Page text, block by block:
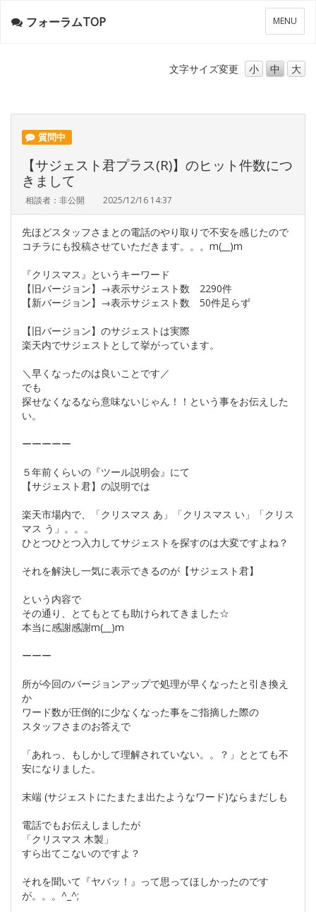
メ
ニ
ー
MENU
フォーラムTOP
文字サイズ変更 小 中 大
質問中
【サジェスト君プラス(R)】のヒット件数につ
きまして
相談者：非公開 2025/12/16 14:37
先ほどスタッフさまとの電話のやり取りで不安を感じたので
コチラにも投稿させていただきます。。。m(__)m
『クリスマス』というキーワード
【旧バージョン】→表示サジェスト数 2290件
【新バージョン】→表示サジェスト数 50件足らず
【旧バージョン】のサジェストは実際
楽天内でサジェストとして挙がっています。
＼早くなったのは良いことです／
でも
探せなくなるなら意味ないじゃん！！という事をお伝えした
い。
ーーーーー
５年前くらいの『ツール説明会』にて
【サジェスト君】の説明では
楽天市場内で、「クリスマス あ」「クリスマス い」「クリス
マス う」。。。
ひとつひとつ入力してサジェストを探すのは大変ですよね？
それを解決し一気に表示できるのが【サジェスト君】
という内容で
その通り、とてもとても助けられてきました☆
本当に感謝感謝m(__)m
ーーー
所が今回のバージョンアップで処理が早くなったと引き換え
か
ワード数が圧倒的に少なくなった事をご指摘した際の
スタッフさまのお答えで
「あれっ、もしかして理解されていない。。？」ととても不
安になりました。
末端 (サジェストにたまたま出たようなワード)ならまだしも
電話でもお伝えしましたが
「クリスマス 木製」
すら出てこないのですよ？
それを聞いて『ヤバッ！』って思ってほしかったのです
が。。。^_^;